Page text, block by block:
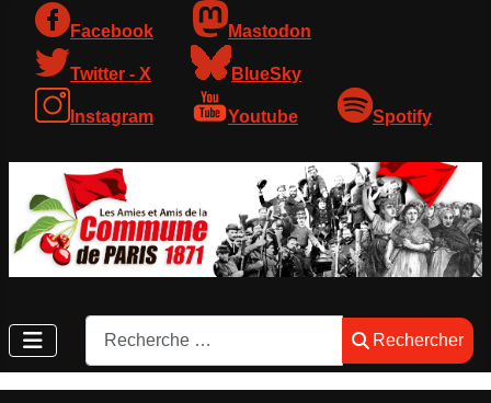
Facebook Mastodon
Twitter - X BlueSky
Instagram Youtube Spotify
Rechercher
Rechercher